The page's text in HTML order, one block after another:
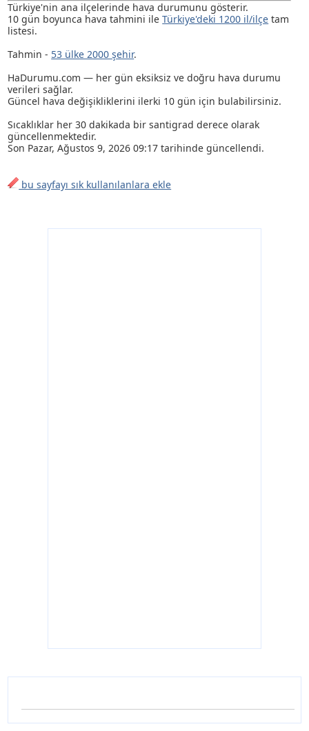
Türkiye'nin ana ilçelerinde hava durumunu gösterir.
10 gün boyunca hava tahmini ileTürkiye'deki 1200 il/ilçe tam
listesi.
Tahmin - 53 ülke 2000 şehir.
HaDurumu.com — her gün eksiksiz ve doğru hava durumu
verileri sağlar.
Güncel hava değişikliklerini ilerki 10 gün için bulabilirsiniz.
Sıcaklıklar her 30 dakikada bir santigrad derece olarak
güncellenmektedir.
Son Pazar, Ağustos 9, 2026 09:17 tarihinde güncellendi.
bu sayfayı sık kullanılanlara ekle